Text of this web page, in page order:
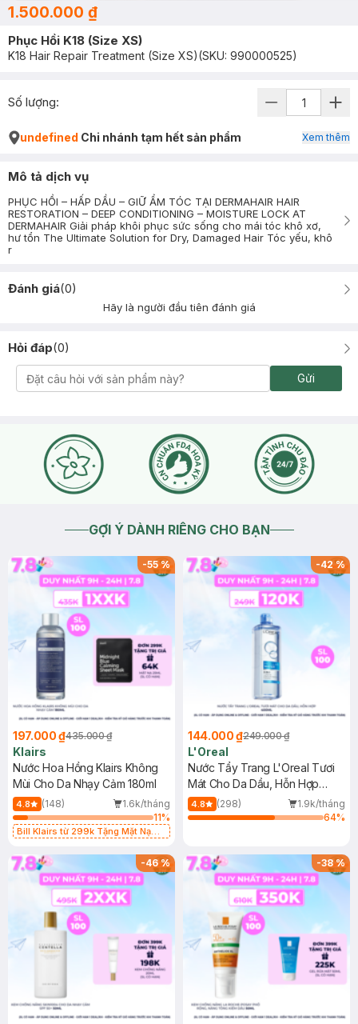
1.500.000 ₫
Phục Hồi K18 (Size XS)
K18 Hair Repair Treatment (Size XS)(SKU: 990000525)
Số lượng:
undefined Chi nhánh tạm hết sản phẩm Xem thêm
Mô tả dịch vụ
PHỤC HỒI – HẤP DẦU – GIỮ ẨM TÓC TẠI DERMAHAIR HAIR
RESTORATION – DEEP CONDITIONING – MOISTURE LOCK AT
DERMAHAIR Giải pháp khôi phục sức sống cho mái tóc khô xơ,
hư tổn The Ultimate Solution for Dry, Damaged Hair Tóc yếu, khô
r
Đánh giá(0)
Hãy là người đầu tiên đánh giá
Hỏi đáp(0)
Gửi
GỢI Ý DÀNH RIÊNG CHO BẠN
-55%
197.000 ₫435.000 ₫
Klairs
Nước Hoa Hồng Klairs Không
Mùi Cho Da Nhạy Cảm 180ml
4.8 (148)
1.6k/tháng
11%
Bill Klairs từ 299k Tặng Mặt Nạ
25ml (SL Có Hạn)
-42%
144.000 ₫249.000 ₫
L'Oreal
Nước Tẩy Trang L'Oreal Tươi
Mát Cho Da Dầu, Hỗn Hợp
400ml
4.8 (298)
1.9k/tháng
64%
-46% -38%